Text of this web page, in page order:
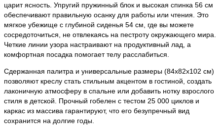
царит ясность. Упругий пружинный блок и высокая спинка 56 см
обеспечивают правильную осанку для работы или чтения. Это
мягкое убежище с глубиной сиденья 54 см, где вы можете
сосредоточиться, не отвлекаясь на пестроту окружающего мира.
Четкие линии узора настраивают на продуктивный лад, а
комфортная посадка помогает телу расслабиться.
Сдержанная палитра и универсальные размеры (84х82х102 см)
позволяют креслу стать стильным акцентом в гостиной, создать
лаконичную атмосферу в спальне или добавить нотку взрослого
стиля в детской. Прочный гобелен с тестом 25 000 циклов и
каркас из массива гарантируют, что его безупречный вид
сохранится на долгие годы.